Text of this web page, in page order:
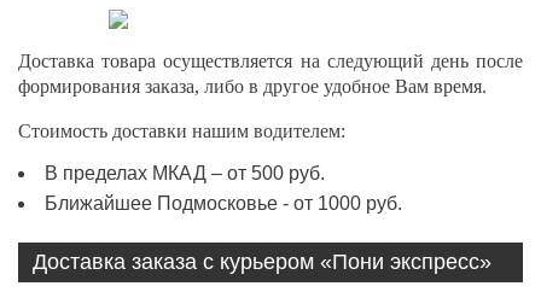
Доставка товара осуществляется на следующий день после
формирования заказа, либо в другое удобное Вам время.
Стоимость доставки нашим водителем:
В пределах МКАД – от 500 руб.
Ближайшее Подмосковье - от 1000 руб.
Доставка заказа с курьером «Пони экспресс»